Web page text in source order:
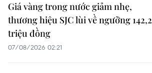
Giá vàng trong nước giảm nhẹ,
thương hiệu SJC lùi về ngưỡng 142,2
triệu đồng
07/08/2026 02:21